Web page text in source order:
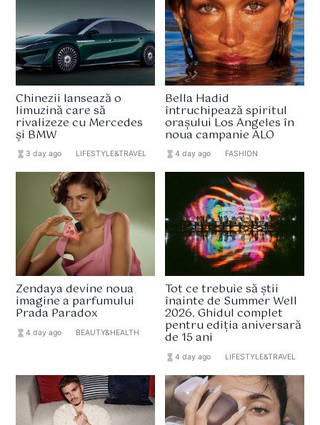
Chinezii lansează o
limuzină care să
rivalizeze cu Mercedes
și BMW
hourglass_full 3 day ago LIFESTYLE&TRAVEL
Bella Hadid
întruchipează spiritul
orașului Los Angeles în
noua campanie ALO
hourglass_full 4 day ago FASHION
Zendaya devine noua
imagine a parfumului
Prada Paradox
hourglass_full4 day ago BEAUTY&HEALTH
Tot ce trebuie să știi
înainte de Summer Well
2026. Ghidul complet
pentru ediția aniversară
de 15 ani
hourglass_full 4 day ago LIFESTYLE&TRAVEL